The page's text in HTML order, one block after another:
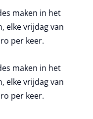
maken in het
elke vrijdag van
per keer.
maken in het
elke vrijdag van
per keer.